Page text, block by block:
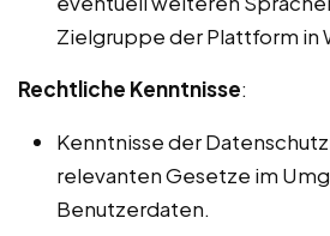
Zielgruppe der Plattform in
Rechtliche Kenntnisse:
Kenntnisse der
relevanten Gesetze im
Benutzerdaten.